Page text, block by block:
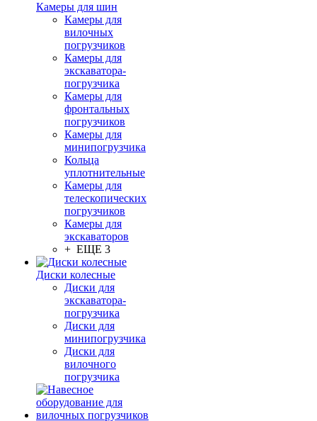
Камеры для шин
Камеры для
вилочных
погрузчиков
Камеры для
экскаватора-
погрузчика
Камеры для
фронтальных
погрузчиков
Камеры для
минипогрузчика
Кольца
уплотнительные
Камеры для
телескопических
погрузчиков
Камеры для
экскаваторов
+ ЕЩЕ 3
Диски колесные
Диски для
экскаватора-
погрузчика
Диски для
минипогрузчика
Диски для
вилочного
погрузчика